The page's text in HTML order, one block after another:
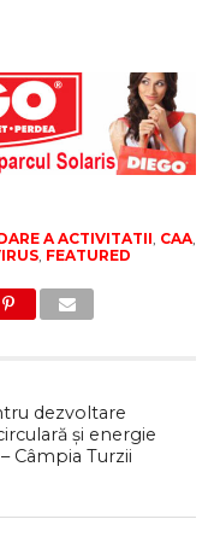
A ACTIVITATII, CAA,
, FEATURED
dezvoltare
și energie
Câmpia Turzii